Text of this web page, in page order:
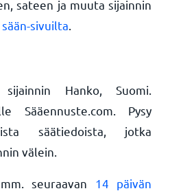
sateen ja muuta sijainnin
sivuilta
Hanko, Suomi.
Sääennuste.com. Pysy
säätiedoista, jotka
välein.
seuraavan 14 päivän